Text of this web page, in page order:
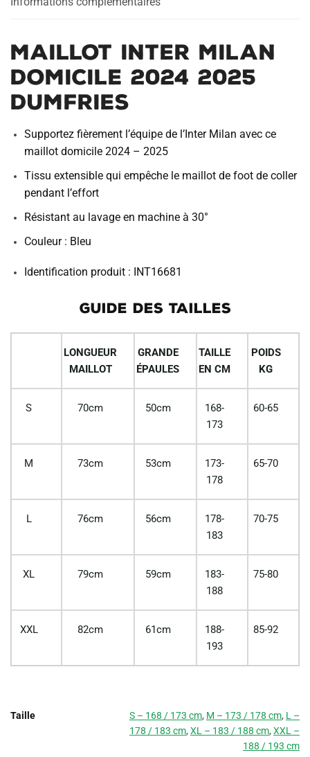
Maillot Inter Milan
Domicile 2024 2025
Dumfries
Supportez fièrement l’équipe de l’Inter Milan avec ce
maillot domicile 2024 – 2025
Tissu extensible qui empêche le maillot de foot de coller
pendant l’effort
Résistant au lavage en machine à 30°
Couleur : Bleu
Identification produit : INT16681
GUIDE DES TAILLES
LONGUEUR
MAILLOT
GRANDE
ÉPAULES
TAILLE
EN CM
POIDS
KG
S 70cm 50cm
168-
173
60-65
M 73cm 53cm
173-
178
65-70
L 76cm 56cm
178-
183
70-75
XL 79cm 59cm
183-
188
75-80
XXL 82cm 61cm
188-
193
85-92
Taille S – 168 / 173 cm, M – 173 / 178 cm, L –
178 / 183 cm, XL – 183 / 188 cm, XXL –
188 / 193 cm